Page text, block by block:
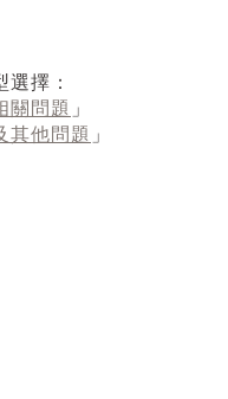
選擇：
關問題 」
其他問題 」